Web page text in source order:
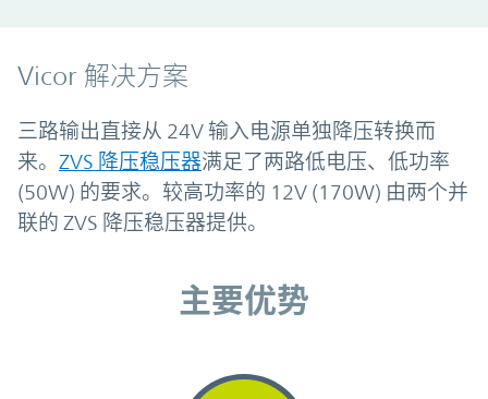
Vicor 解决方案
三路输出直接从 24V 输入电源单独降压转换而
来。 ZVS 降压稳压器满足了两路低电压、低功率
(50W) 的要求。较高功率的 12V (170W) 由两个并
联的 ZVS 降压稳压器提供。
主要优势